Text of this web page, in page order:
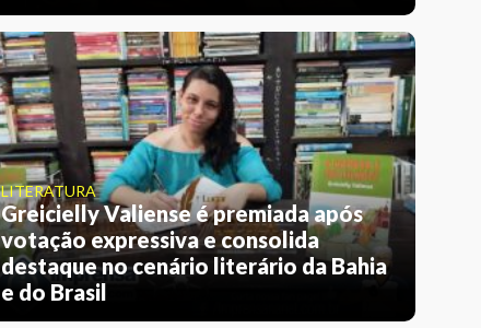
LITERATURA
Greicielly Valiense é premiada após
votação expressiva e consolida
destaque no cenário literário da Bahia
e do Brasil